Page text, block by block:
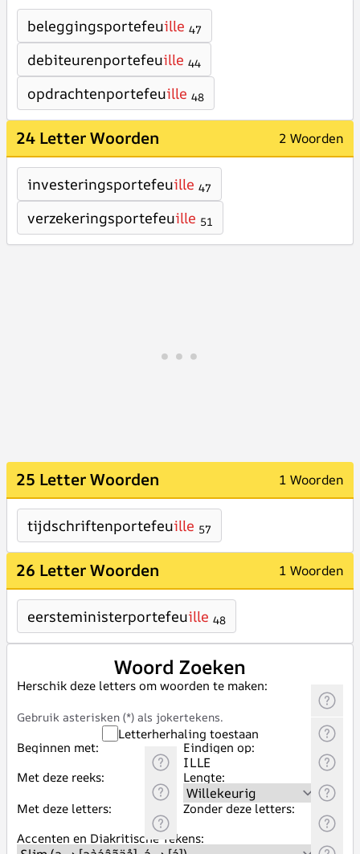
beleggingsportefeuille 47
debiteurenportefeuille 44
opdrachtenportefeuille 48
24 Letter Woorden 2 Woorden
investeringsportefeuille 47
verzekeringsportefeuille 51
25 Letter Woorden 1 Woorden
tijdschriftenportefeuille 57
26 Letter Woorden 1 Woorden
eersteministerportefeuille 48
Woord Zoeken
Herschik deze letters om woorden te maken:
Gebruik asterisken (*) als jokertekens.
Letterherhaling toestaan
Beginnen met:
Eindigen op:
Met deze reeks:
Lengte:
Met deze letters:
Zonder deze letters:
Accenten en Diakritische Tekens: